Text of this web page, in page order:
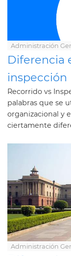
Administración
Diferencia
inspección
Recorrido vs
palabras que se
organizacional y
ciertamente
Administración